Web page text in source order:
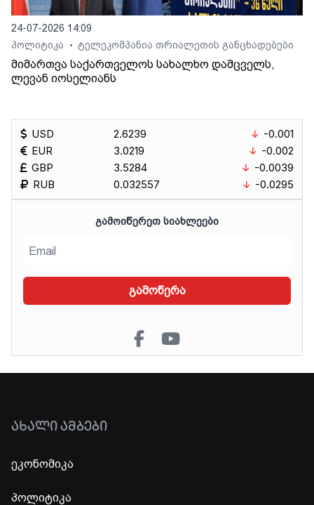
24-07-2026 14:09
პოლიტიკა
• ტელეკომპანია თრიალეთის განცხადებები
მიმართვა საქართველოს სახალხო დამცველს,
ლევან იოსელიანს
USD
EUR
GBP
RUB
2.6239
3.0219
3.5284
0.032557
-0.001
-0.002
-0.0039
-0.0295
ᲒᲐᲛᲝᲘᲬᲔᲠᲔᲗ ᲡᲘᲐᲮᲚᲔᲔᲑᲘ
გამოწერა
ᲐᲮᲐᲚᲘ ᲐᲛᲑᲔᲑᲘ
ეკონომიკა
პოლიტიკა